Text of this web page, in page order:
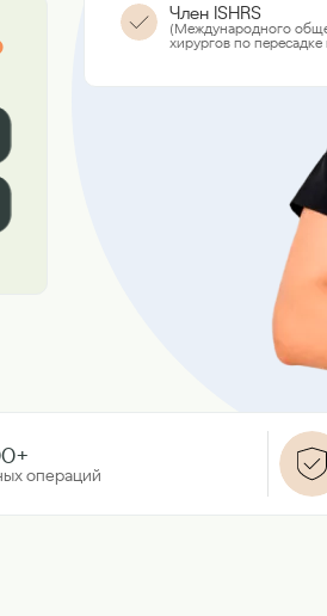
Член ISHRS
(Международного
хирургов по пересадке
операций